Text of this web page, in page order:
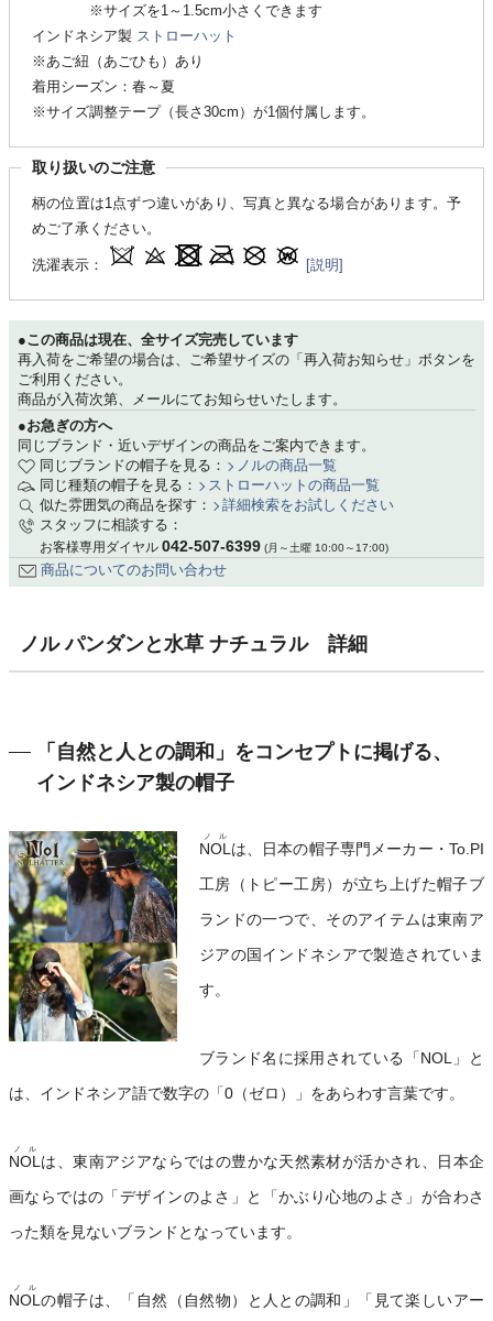
※サイズを1～1.5cm小さくできます
インドネシア製 ストローハット
※あご紐（あごひも）あり
着用シーズン：春～夏
※サイズ調整テープ（長さ30cm）が1個付属します。
取り扱いのご注意
柄の位置は1点ずつ違いがあり、写真と異なる場合があります。予
めご了承ください。
洗濯表示： [説明]
●この商品は現在、全サイズ完売しています
再入荷をご希望の場合は、ご希望サイズの「再入荷お知らせ」ボタンを
ご利用ください。
商品が入荷次第、メールにてお知らせいたします。
●お急ぎの方へ
同じブランド・近いデザインの商品をご案内できます。
同じブランドの帽子を見る：
ノルの商品一覧
同じ種類の帽子を見る：
ストローハットの商品一覧
似た雰囲気の商品を探す：
詳細検索をお試しください
スタッフに相談する：
お客様専用ダイヤル 042-507-6399 (月～土曜 10:00～17:00)
商品についてのお問い合わせ
ノル パンダンと水草 ナチュラル 詳細
「自然と人との調和」をコンセプトに掲げる、
インドネシア製の帽子
NOL
ノル
は、日本の帽子専門メーカー・To.PI
工房（トピー工房）が立ち上げた帽子ブ
ランドの一つで、そのアイテムは東南ア
ジアの国インドネシアで製造されていま
す。
ブランド名に採用されている「NOL」と
は、インドネシア語で数字の「0（ゼロ）」をあらわす言葉です。
NOL
ノル
は、東南アジアならではの豊かな天然素材が活かされ、日本企
画ならではの「デザインのよさ」と「かぶり心地のよさ」が合わさ
った類を見ないブランドとなっています。
NOL
ノル
の帽子は、「自然（自然物）と人との調和」「見て楽しいアー